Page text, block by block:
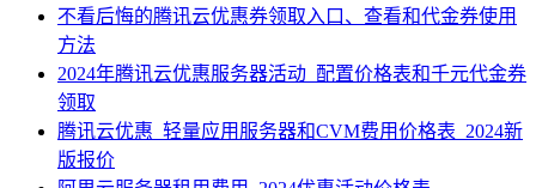
不看后悔的腾讯云优惠券领取入口、查看和代金券使用
方法
2024年腾讯云优惠服务器活动_配置价格表和千元代金券
领取
腾讯云优惠_轻量应用服务器和CVM费用价格表_2024新
版报价